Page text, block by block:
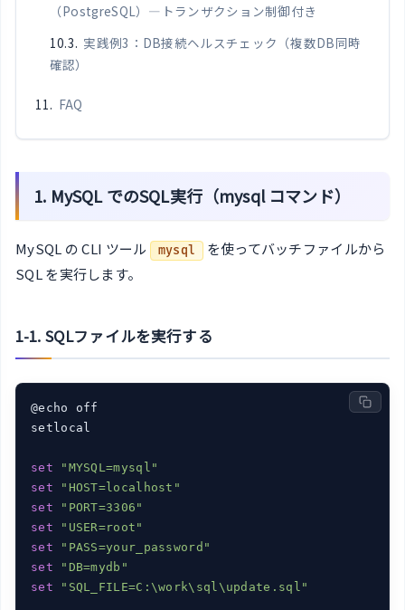
（PostgreSQL）—トランザクション制御付き
実践例3：DB接続ヘルスチェック（複数DB同時
確認）
FAQ
1. MySQL でのSQL実行（mysql コマンド）
MySQL の CLI ツール mysql
を使ってバッチファイルから
SQL を実行します。
1-1. SQLファイルを実行する
@echo off
setlocal
set
"MYSQL=mysql"
set
"HOST=localhost"
set
"PORT=3306"
set
"USER=root"
set
"PASS=your_password"
set
"DB=mydb"
set
"SQL_FILE=C:\work\sql\update.sql"